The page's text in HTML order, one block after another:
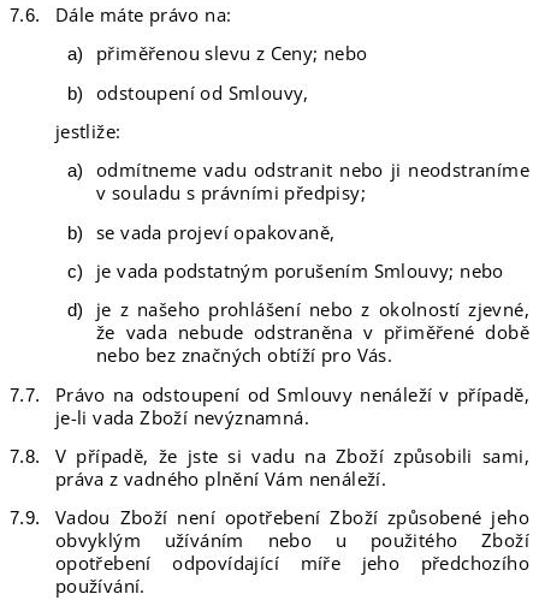
Dále máte právo na:
přiměřenou slevu z Ceny; nebo
odstoupení od Smlouvy,
jestliže:
odmítneme vadu odstranit nebo ji neodstraníme
v souladu s právními předpisy;
se vada projeví opakovaně,
je vada podstatným porušením Smlouvy; nebo
je z našeho prohlášení nebo z okolností zjevné,
že vada nebude odstraněna v přiměřené době
nebo bez značných obtíží pro Vás.
Právo na odstoupení od Smlouvy nenáleží v případě,
je-li vada Zboží nevýznamná.
V případě, že jste si vadu na Zboží způsobili sami,
práva z vadného plnění Vám nenáleží.
Vadou Zboží není opotřebení Zboží způsobené jeho
obvyklým užíváním nebo u použitého Zboží
opotřebení odpovídající míře jeho předchozího
používání.